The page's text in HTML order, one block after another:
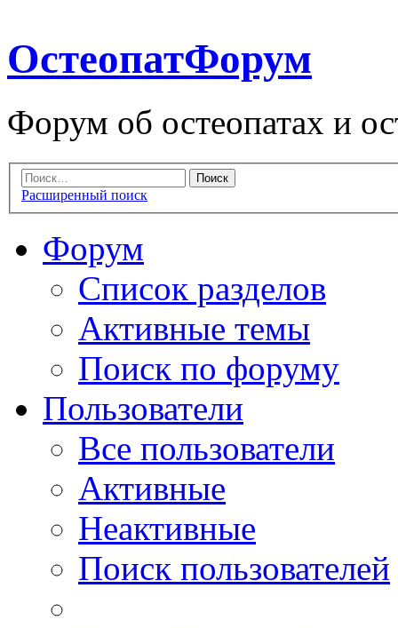
ОстеопатФорум
Форум об остеопатах и
Расширенный поиск
Форум
Список разделов
Активные темы
Поиск по форуму
Пользователи
Все пользователи
Активные
Неактивные
Поиск пользователей